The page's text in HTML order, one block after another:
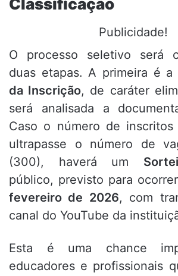
Classificação
Publicidade!
O processo seletivo será
duas etapas. A primeira é a
da Inscrição, de caráter
será analisada a
Caso o número de inscritos
ultrapasse o número de
(300), haverá um
público, previsto para
fevereiro de 2026, com
canal do YouTube da
Esta é uma chance
educadores e profissionais